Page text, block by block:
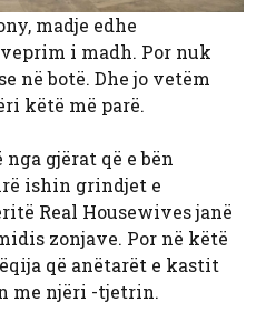
madje edhe
i madh. Por nuk
në botë. Dhe jo vetëm
këtë më parë.
gjërat që e bën
ishin grindjet e
Real Housewives janë
zonjave. Por në këtë
që anëtarët e kastit
me njëri -tjetrin.